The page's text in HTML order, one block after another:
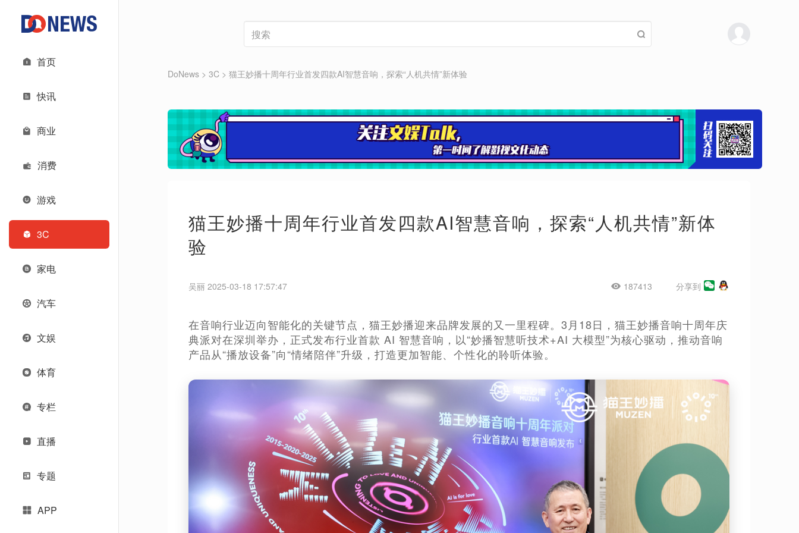
首页
快讯
商业
消费
游戏
3C
家电
汽车
文娱
体育
专栏
直播
专题
APP
DoNews > 3C > 猫王妙播十周年行业首发四款AI智慧音响，探索“人机共情”新体验
猫王妙播十周年行业首发四款AI智慧音响，探索“人机共情”新体
验
吴丽 2025-03-18 17:57:47 187413 分享到
在音响行业迈向智能化的关键节点，猫王妙播迎来品牌发展的又一里程碑。3月18日，猫王妙播音响十周年庆
典派对在深圳举办，正式发布行业首款 AI 智慧音响，以“妙播智慧听技术+AI 大模型”为核心驱动，推动音响
产品从“播放设备”向“情绪陪伴”升级，打造更加智能、个性化的聆听体验。